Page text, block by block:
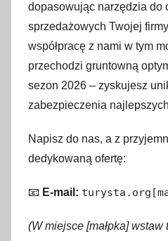
dopasowując narzędzia do
sprzedażowych Twojej
współpracę z nami w tym
przechodzi gruntowną
sezon 2026 – zyskujesz
zabezpieczenia
Napisz do nas, a z
dedykowaną ofertę:
📧 E-mail:
(W miejsce [małpka]